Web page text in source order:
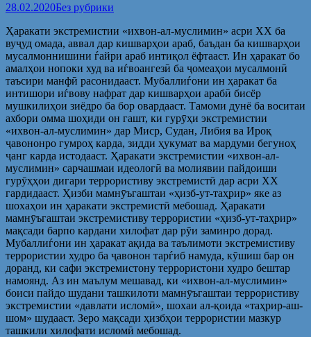
28.02.2020Без рубрики
Ҳаракати экстремистии «ихвон-ал-муслимин» асри XX ба
вуҷуд омада, аввал дар кишварҳои араб, баъдан ба кишварҳои
мусалмоннишини ѓайри араб интиқол ёфтааст. Ин ҳаракат бо
амалҳои нопоки худ ва иѓвоангезӣ ба ҷомеаҳои мусалмонӣ
таъсири манфӣ расонидааст. Мубаллиѓони ин ҳаракат ба
интишори иѓвову нафрат дар кишварҳои арабӣ бисёр
мушкилиҳои зиёдро ба бор овардааст. Тамоми дунё ба воситаи
ахбори омма шоҳиди он гашт, ки гурӯҳи экстремистии
«ихвон-ал-муслимин» дар Миср, Судан, Либия ва Ироқ
ҷавононро гумроҳ карда, зидди ҳукумат ва мардуми бегуноҳ
ҷанг карда истодааст. Ҳаракати экстремистии «ихвон-ал-
муслимин» сарчашмаи идеологӣ ва молиявии пайдоиши
гурӯҳҳои дигари террористиву экстремистӣ дар асри XX
гардидааст. Ҳизби мамнӯъгаштаи «ҳизб-ут-таҳрир» яке аз
шохаҳои ин ҳаракати экстремистӣ мебошад. Ҳаракати
мамнӯъгаштаи экстремистиву террористии «ҳизб-ут-таҳрир»
мақсади барпо кардани хилофат дар рӯи заминро дорад.
Мубаллиѓони ин ҳаракат ақида ва таълимоти экстремистиву
террористии худро ба ҷавонон тарѓиб намуда, кӯшиш бар он
доранд, ки сафи экстремистону террористони худро бештар
намоянд. Аз ин маълум мешавад, ки «ихвон-ал-муслимин»
боиси пайдо шудани ташкилоти мамнӯъгаштаи террористиву
экстремистии «давлати исломӣ», шохаи ал-қоида «таҳрир-аш-
шом» шудааст. Зеро мақсади ҳизбҳои террористии мазкур
ташкили хилофати исломӣ мебошад.